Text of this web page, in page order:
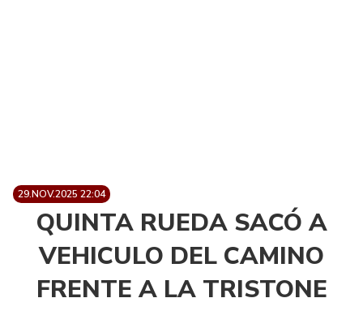
29.NOV.2025 22:04
QUINTA RUEDA SACÓ A
VEHICULO DEL CAMINO
FRENTE A LA TRISTONE